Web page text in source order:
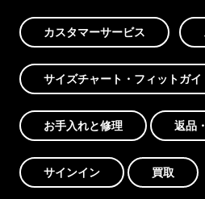
カスタマーサービス
サイズチャート・フィットガイ
お手入れと修理 返品
サインイン 買取